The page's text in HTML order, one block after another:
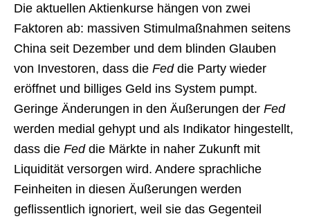
Die aktuellen Aktienkurse hängen von zwei
Faktoren ab: massiven Stimulmaßnahmen seitens
China seit Dezember und dem blinden Glauben
von Investoren, dass die Feddie Party wieder
eröffnet und billiges Geld ins System pumpt.
Geringe Änderungen in den Äußerungen der Fed
werden medial gehypt und als Indikator hingestellt,
dass die Feddie Märkte in naher Zukunft mit
Liquidität versorgen wird. Andere sprachliche
Feinheiten in diesen Äußerungen werden
geflissentlich ignoriert, weil sie das Gegenteil